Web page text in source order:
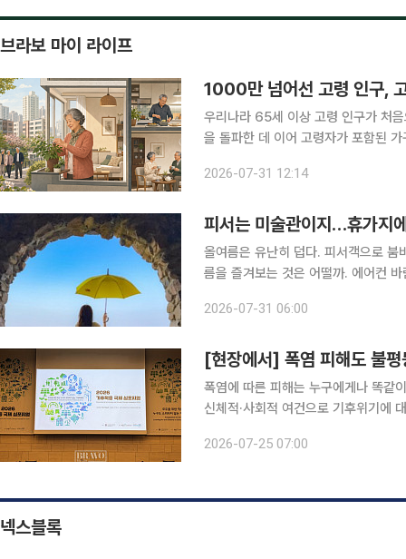
브라보 마이 라이프
1000만 넘어선 고령 인구,
우리나라 65세 이상 고령 인구가 처
을 돌파한 데 이어 고령자가 포함된
성 1인 가구는 60대 비중이 가장 높아
2026-07-31 12:14
피서는 미술관이지…휴가지
올여름은 유난히 덥다. 피서객으로
름을 즐겨보는 것은 어떨까. 에어컨
름 여행의 선택지가 될 수 있다. 올여
2026-07-31 06:00
[현장에서] 폭염 피해도 불
폭염에 따른 피해는 누구에게나 똑같
신체적·사회적 여건으로 기후위기에
2026-07-25 07:00
넥스블록